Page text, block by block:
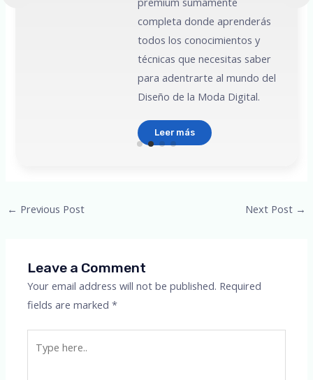
completa donde aprenderás
todos los conocimientos y
técnicas que necesitas saber
para adentrarte al mundo del
Diseño de la Moda Digital.
Leer más
Post
← Previous Post Next Post →
Leave a Comment
Your email address will not be published. Required
fields are marked*
here..